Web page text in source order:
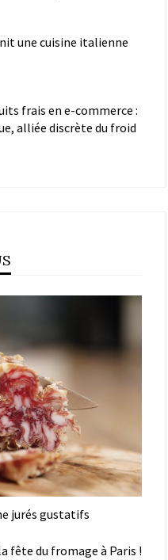
une cuisine italienne
frais en e-commerce :
alliée discrète du froid
jurés gustatifs
fête du fromage à Paris !